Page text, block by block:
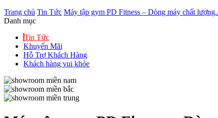
Trang chủ Tin Tức Máy tập gym PD Fitness – Dòng máy chất
Danh mục
Tin Tức
Khuyến Mãi
Hỗ Trợ Khách Hàng
Khách hàng vui khỏe